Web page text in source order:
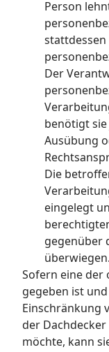
Person
Der
benötigt
Ausübung
Die
eingelegt
gegenüber
überwiegen.
Sofern eine der
gegeben ist
Einschränkung
der
möchte, kann